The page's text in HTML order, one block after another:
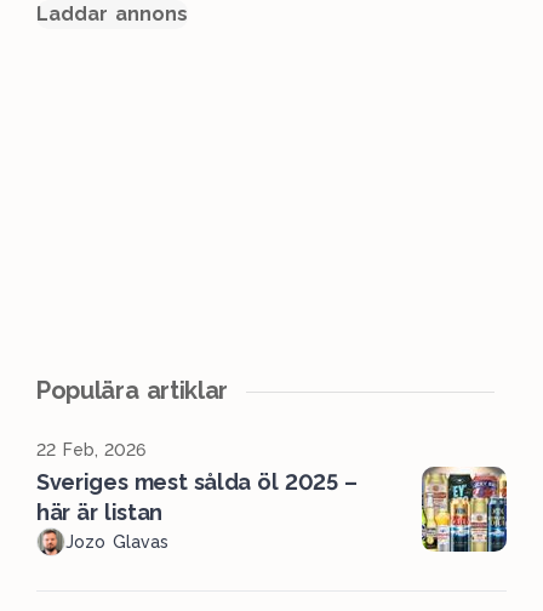
Laddar annons
Populära artiklar
22 Feb, 2026
Sveriges mest sålda öl 2025 –
här är listan
Jozo Glavas